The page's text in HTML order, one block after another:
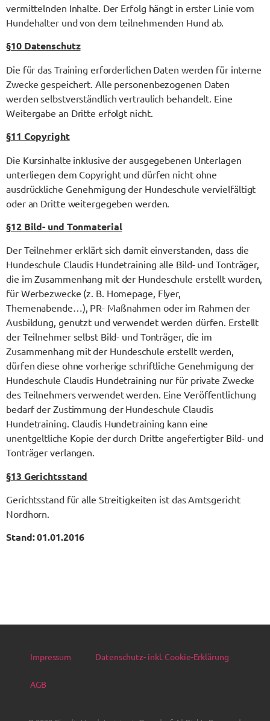
vermittelnden Inhalte. Der Erfolg hängt in erster Linie vom
Hundehalter und von dem teilnehmenden Hund ab.
§10 Datenschutz
Die für das Training erforderlichen Daten werden für interne
Zwecke gespeichert. Alle personenbezogenen Daten
werden selbstverständlich vertraulich behandelt. Eine
Weitergabe an Dritte erfolgt nicht.
§11 Copyright
Die Kursinhalte inklusive der ausgegebenen Unterlagen
unterliegen dem Copyright und dürfen nicht ohne
ausdrückliche Genehmigung der Hundeschule vervielfältigt
oder an Dritte weitergegeben werden.
§12 Bild- und Tonmaterial
Der Teilnehmer erklärt sich damit einverstanden, dass die
Hundeschule Claudis Hundetraining alle Bild- und Tonträger,
die im Zusammenhang mit der Hundeschule erstellt wurden,
für Werbezwecke (z. B. Homepage, Flyer,
Themenabende…), PR- Maßnahmen oder im Rahmen der
Ausbildung, genutzt und verwendet werden dürfen. Erstellt
der Teilnehmer selbst Bild- und Tonträger, die im
Zusammenhang mit der Hundeschule erstellt werden,
dürfen diese ohne vorherige schriftliche Genehmigung der
Hundeschule Claudis Hundetraining nur für private Zwecke
des Teilnehmers verwendet werden. Eine Veröffentlichung
bedarf der Zustimmung der Hundeschule Claudis
Hundetraining. Claudis Hundetraining kann eine
unentgeltliche Kopie der durch Dritte angefertigter Bild- und
Tonträger verlangen.
§13 Gerichtsstand
Gerichtsstand für alle Streitigkeiten ist das Amtsgericht
Nordhorn.
Stand: 01.01.2016
Impressum Datenschutz- inkl. Cookie-Erklärung
AGB